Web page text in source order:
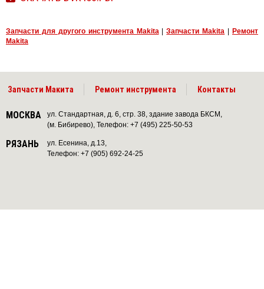
Запчасти для другого инструмента Makita|Запчасти Makita
Ремонт
Makita
Запчасти Макита Ремонт инструмента Контакты
МОСКВА
ул. Стандартная, д. 6, стр. 38, здание завода БКСМ,
(м. Бибирево), Телефон: +7 (495) 225-50-53
РЯЗАНЬ
ул. Есенина, д.13,
Телефон: +7 (905) 692-24-25